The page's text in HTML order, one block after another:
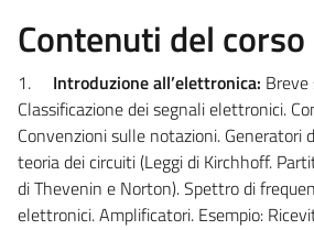
Contenuti del corso
1. Introduzione all’elettronica:
Classificazione dei segnali elettronici.
Convenzioni sulle notazioni. Generatori
teoria dei circuiti (Leggi di Kirchhoff.
di Thevenin e Norton). Spettro di
elettronici. Amplificatori. Esempio: